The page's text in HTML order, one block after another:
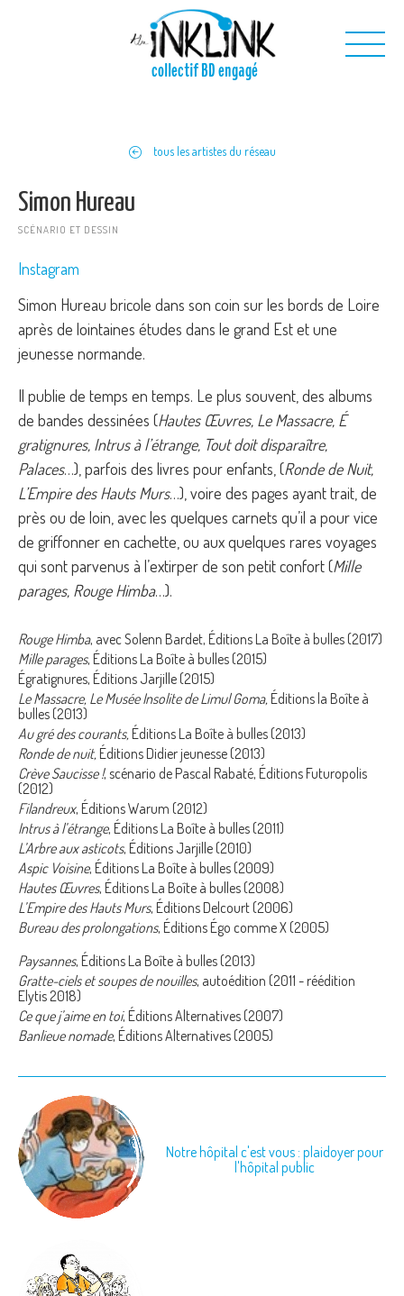
collectif BD engagé
Nos projets
tous les artistes du réseau
Simon Hureau
SCÉNARIO ET DESSIN
Instagram
Simon Hureau bricole dans son coin sur les bords de Loire
après de lointaines études dans le grand Est et une
jeunesse normande.
Il publie de temps en temps. Le plus souvent, des albums
de bandes dessinées (Hautes Œuvres, Le Massacre, É​
gratignures, Intrus à l’étrange, Tout doit disparaître,
Palaces…), parfois des livres pour enfants, (Ronde de Nuit,
L’Empire des Hauts Murs…), voire des pages ayant trait, de
près ou de loin, avec les quelques carnets qu’il a pour vice
de griffonner en cachette, ou aux quelques rares voyages
qui sont parvenus à l’extirper de son petit confort (Mille
parages, Rouge Himba…).
Rouge Himba, avec Solenn Bardet, Éditions La Boîte à bulles (2017)
Mille parages, Éditions La Boîte à bulles (2015)
Égratignures, Éditions Jarjille (2015)
Le Massacre, Le Musée Insolite de Limul Goma, Éditions la Boîte à
bulles (2013)
Au gré des courants, Éditions La Boîte à bulles (2013)
Ronde de nuit, Éditions Didier jeunesse (2013)
Crève Saucisse !, scénario de Pascal Rabaté, Éditions Futuropolis
(2012)
Filandreux, Éditions Warum (2012)
Intrus à l’étrange, Éditions La Boîte à bulles (2011)
L’Arbre aux asticots, Éditions Jarjille (2010)
Aspic Voisine, Éditions La Boîte à bulles (2009)
Hautes Œuvres, Éditions La Boîte à bulles (2008)
L’Empire des Hauts Murs, Éditions Delcourt (2006)
Bureau des prolongations, Éditions Égo comme X (2005)
Paysannes, Éditions La Boîte à bulles (2013)
Gratte-ciels et soupes de nouilles, autoédition (2011 - réédition
Elytis 2018)
Ce que j’aime en toi, Éditions Alternatives (2007)
Banlieue nomade, Éditions Alternatives (2005)
Notre hôpital c'est vous : plaidoyer pour
l'hôpital public